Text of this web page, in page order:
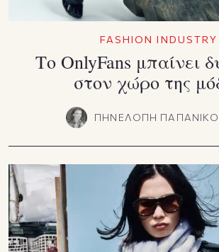
FASHION INDUSTRY
Το OnlyFans μπαίνει
στον χώρο της
ΠΗΝΕΛΟΠΗ